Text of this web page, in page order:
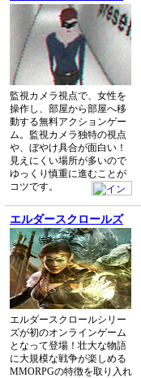
監視カメラ視点で、女性を
操作し、部屋から部屋へ移
動する無料アクションゲー
ム。監視カメラ独特の視点
や、ぼやけ具合が面白い！
見えにくい場所が多いので
ゆっくり慎重に進むことが
コツです。
エルダースクロールズ
エルダースクロールシリー
ズが初のオンラインゲーム
となって登場！壮大な物語
に大規模な戦争が楽しめる
MMORPGの特徴を取り入れ